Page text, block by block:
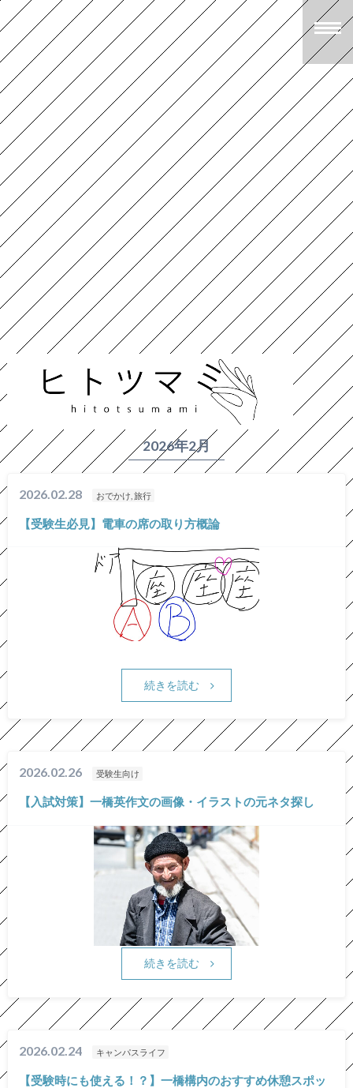
2026年 2月
2026年2月
2026.02.28 おでかけ, 旅行
【受験生必見】電車の席の取り方概論
続きを読む
2026.02.26 受験生向け
【入試対策】一橋英作文の画像・イラストの元ネタ探し
続きを読む
2026.02.24 キャンパスライフ
【受験時にも使える！？】一橋構内のおすすめ休憩スポッ